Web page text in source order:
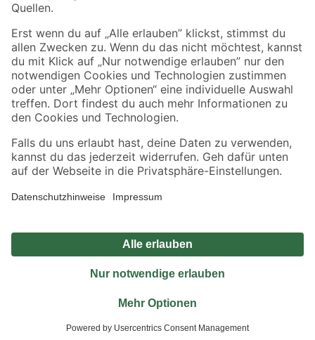
Sicher einkaufen
Jetzt die toom-App herunterladen
Alle Preisangaben in EUR inkl. gesetzl. MwSt.. Die dargestellten Angebote sind unter
Umständen nicht in allen Märkten verfügbar. Die angegebenen Verfügbarkeiten beziehen
Produkte nur solange der Vorrat reicht.
*Paketversand ab 59 € versandkostenfrei, gilt nicht für Artikel mit Speditionsversand, hier
Privatsphäre Impressum
Nutzungsbedingungen
Widerrufsrecht
Vertrag widerrufen
© 2026 toom Baumarkt GmbH